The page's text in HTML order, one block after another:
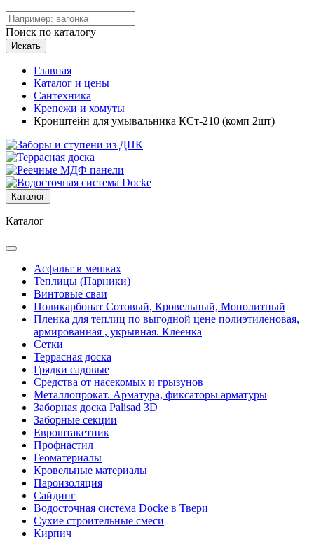
Поиск по каталогу
Искать
Главная
Каталог и цены
Сантехника
Крепежи и хомуты
Кронштейн для умывальника КСт-210 (комп 2шт)
Каталог
Каталог
Асфальт в мешках
Теплицы (Парники)
Винтовые сваи
Поликарбонат Сотовый, Кровельный, Монолитный
Пленка для теплиц по выгодной цене полиэтиленовая,
армированная , укрывная. Клеенка
Сетки
Террасная доска
Грядки садовые
Средства от насекомых и грызунов
Металлопрокат. Арматура, фиксаторы арматуры
Заборная доска Palisad 3D
Заборные секции
Евроштакетник
Профнастил
Геоматериалы
Кровельные материалы
Пароизоляция
Сайдинг
Водосточная система Docke в Твери
Сухие строительные смеси
Кирпич